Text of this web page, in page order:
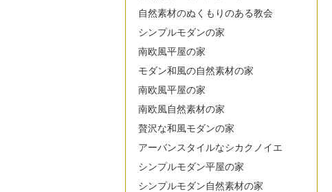
自然素材のぬくもりのある教会
シンプルモダンの家
南欧風平屋の家
モダン和風の自然素材の家
南欧風平屋の家
南欧風自然素材の家
贅沢な和風モダンの家
アーバンスタイルなシカクノイエ
シンプルモダン平屋の家
シンプルモダン自然素材の家